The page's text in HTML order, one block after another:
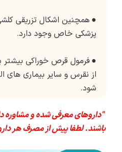
● همچنین اشکال تزریقی
پزشکی خاص وجود دارد.
●فرمول قرص خوراکی بیشتر
از نقرس و سایر بیماری های
شود.
"داروهای معرفی شده و مشاوره
باشند. لطفا پیش از مصرف هر